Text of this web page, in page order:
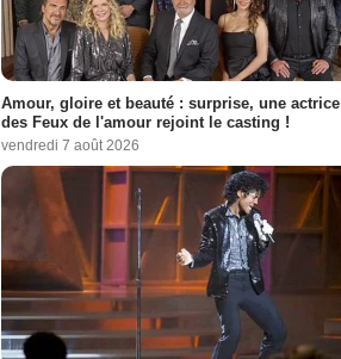
Amour, gloire et beauté : surprise, une actrice
des Feux de l'amour rejoint le casting !
vendredi 7 août 2026